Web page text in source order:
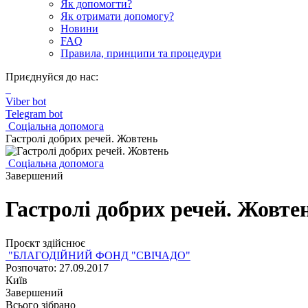
Як допомогти?
Як отримати допомогу?
Новини
FAQ
Правила, принципи та процедури
Приєднуйся до нас:
Viber bot
Telegram bot
Соціальна допомога
Гастролі добрих речей. Жовтень
Соціальна допомога
Завершений
Гастролі добрих речей.
Проєкт здійснює
"БЛАГОДІЙНИЙ ФОНД "СВІЧАДО"
Розпочато: 27.09.2017
Київ
Завершений
Всього зібрано